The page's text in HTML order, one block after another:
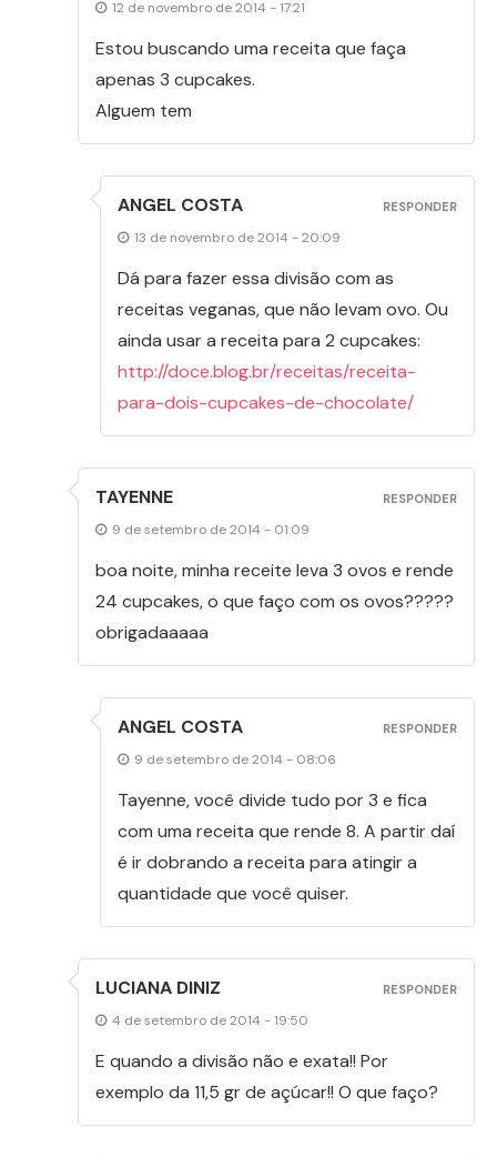
12 de novembro de 2014 - 17:21
Estou buscando uma receita que faça
apenas 3 cupcakes.
Alguem tem
ANGEL COSTA
13 de novembro de 2014 - 20:09
Dá para fazer essa divisão com as
receitas veganas, que não levam ovo. Ou
ainda usar a receita para 2 cupcakes:
http://doce.blog.br/receitas/receita-
para-dois-cupcakes-de-chocolate/
RESPONDER
TAYENNE
9 de setembro de 2014 - 01:09
boa noite, minha receite leva 3 ovos e rende
24 cupcakes, o que faço com os ovos?????
obrigadaaaaa
RESPONDER
ANGEL COSTA
9 de setembro de 2014 - 08:06
Tayenne, você divide tudo por 3 e fica
com uma receita que rende 8. A partir daí
é ir dobrando a receita para atingir a
quantidade que você quiser.
RESPONDER
LUCIANA DINIZ
4 de setembro de 2014 - 19:50
E quando a divisão não e exata!! Por
exemplo da 11,5 gr de açúcar!! O que faço?
RESPONDER